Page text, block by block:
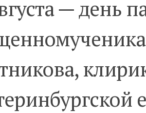
— день